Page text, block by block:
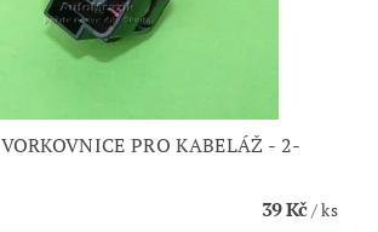
PRO KABELÁŽ - 2-
39 Kč/ ks